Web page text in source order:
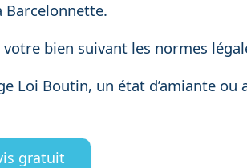
bien suivant les normes
Loi Boutin, un état d’amiante ou
gratuit